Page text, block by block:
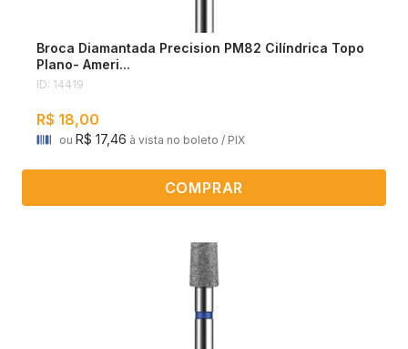
Broca Diamantada Precision PM82 Cilíndrica Topo
Plano- Ameri...
ID: 14419
R$ 18,00
ou R$ 17,46 à vista no boleto / PIX
COMPRAR